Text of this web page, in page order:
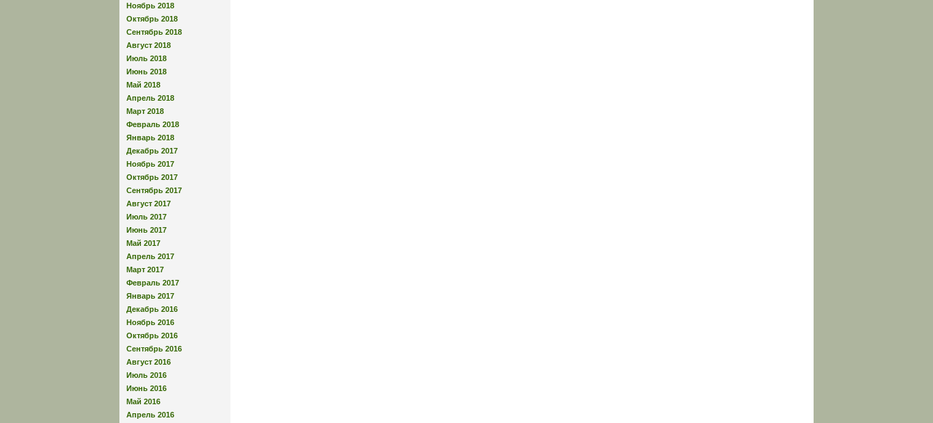
Ноябрь 2018
Октябрь 2018
Сентябрь 2018
Август 2018
Июль 2018
Июнь 2018
Май 2018
Апрель 2018
Март 2018
Февраль 2018
Январь 2018
Декабрь 2017
Ноябрь 2017
Октябрь 2017
Сентябрь 2017
Август 2017
Июль 2017
Июнь 2017
Май 2017
Апрель 2017
Март 2017
Февраль 2017
Январь 2017
Декабрь 2016
Ноябрь 2016
Октябрь 2016
Сентябрь 2016
Август 2016
Июль 2016
Июнь 2016
Май 2016
Апрель 2016